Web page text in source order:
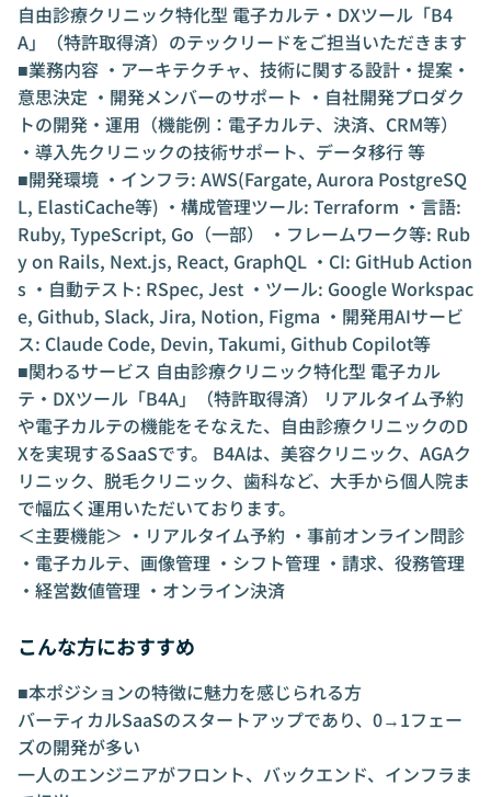
自由診療クリニック特化型 電子カルテ・DXツール「B4
A」（特許取得済）のテックリードをご担当いただきます
■業務内容 ・アーキテクチャ、技術に関する設計・提案・
意思決定 ・開発メンバーのサポート ・自社開発プロダク
トの開発・運用（機能例：電子カルテ、決済、CRM等）
・導入先クリニックの技術サポート、データ移行 等
■開発環境 ・インフラ: AWS(Fargate, Aurora PostgreSQ
L, ElastiCache等) ・構成管理ツール: Terraform ・言語:
Ruby, TypeScript, Go（一部） ・フレームワーク等: Rub
y on Rails, Next.js, React, GraphQL ・CI: GitHub Action
s ・自動テスト: RSpec, Jest ・ツール: Google Workspac
e, Github, Slack, Jira, Notion, Figma ・開発用AIサービ
ス: Claude Code, Devin, Takumi, Github Copilot等
■関わるサービス 自由診療クリニック特化型 電子カル
テ・DXツール「B4A」（特許取得済） リアルタイム予約
や電子カルテの機能をそなえた、自由診療クリニックのD
Xを実現するSaaSです。 B4Aは、美容クリニック、AGAク
リニック、脱毛クリニック、歯科など、大手から個人院ま
で幅広く運用いただいております。
＜主要機能＞ ・リアルタイム予約 ・事前オンライン問診
・電子カルテ、画像管理 ・シフト管理 ・請求、役務管理
・経営数値管理 ・オンライン決済
こんな方におすすめ
■本ポジションの特徴に魅力を感じられる方
バーティカルSaaSのスタートアップであり、0→1フェー
ズの開発が多い
一人のエンジニアがフロント、バックエンド、インフラま